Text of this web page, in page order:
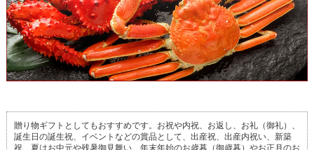
贈り物ギフトとしてもおすすめです。お祝や内祝、お返し、お礼（御礼）、
誕生日の誕生祝、イベントなどの賞品として、出産祝、出産内祝い、新築
祝、夏はお中元や残暑御見舞い、年末年始のお歳暮（御歳暮）やお正月のお